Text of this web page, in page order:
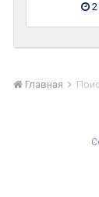
Главная